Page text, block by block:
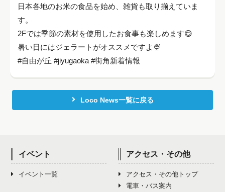
日本各地のお米の食品を始め、雑貨も取り揃えていま
す。
2Fでは季節の素材を使用したお食事も楽しめます😋
暑い日にはジェラートがオススメですよ🍨
#自由が丘 #jiyugaoka #街角新着情報
Loco News一覧に戻る
イベント
イベント一覧
アクセス・その他
アクセス・その他トップ
電車・バス案内